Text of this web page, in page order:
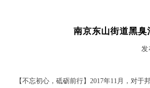
南京东山街道黑
【不忘初心，砥砺前行】2017年11月，对于